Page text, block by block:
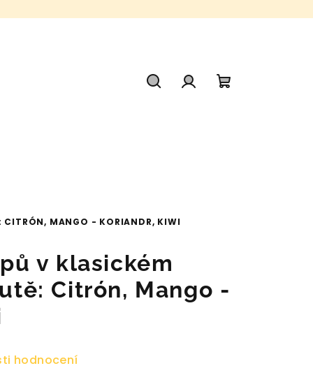
CITRÓN, MANGO - KORIANDR, KIWI
v klasickém
Citrón, Mango -
hodnocení